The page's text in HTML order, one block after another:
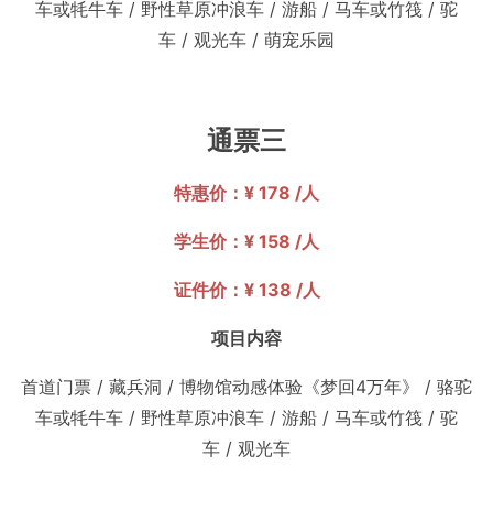
车或牦牛车 / 野性草原冲浪车 / 游船 / 马车或竹筏 / 驼
车 / 观光车 / 萌宠乐园
通票三
特惠价：¥ 178 /人
学生价：¥ 158 /人
证件价：¥ 138 /人
项目内容
首道门票 / 藏兵洞 / 博物馆动感体验《梦回4万年》 / 骆驼
车或牦牛车 / 野性草原冲浪车 / 游船 / 马车或竹筏 / 驼
车 / 观光车